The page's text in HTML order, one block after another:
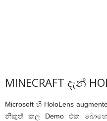
MINECRAFT දැන්
Microsoft හි HoloLens
නිකුත් කල Demo එක බොහෝ